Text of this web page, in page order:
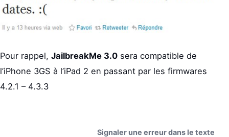
Pour rappel, JailbreakMe 3.0 sera compatible de
l’iPhone 3GS à l’iPad 2 en passant par les firmwares
4.2.1 – 4.3.3
Signaler une erreur dans le texte